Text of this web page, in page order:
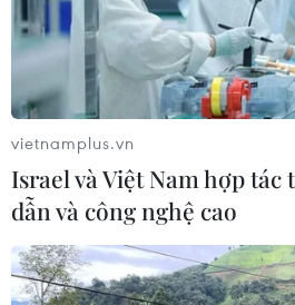
Quán Thánh (quận Ba Đình, Hà
Chính phủ Vương Đình Huệ; Bộ
Lâm.
vietnamplus.vn
Israel và Việt Nam hợp
dẫn và công nghệ cao